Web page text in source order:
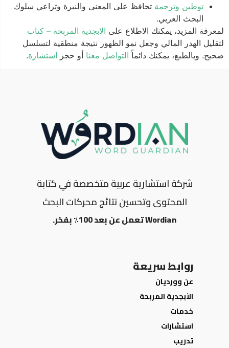
توطين وترجمةتحافظ على المعنى والنبرة وتراعي سلوك
البحث العربي.
لمعرفة المزيد، يمكنك الاطلاع على
الابجدية المربحة – كتاب
لتقليل الهدر المالي وجعل نمو الظهور نتيجة منطقية لتسلسل
صحيح. وبالطبع، يمكنك دائماً التواصل معناأو حجز استشارة.
شركة استشارية عربية متخصصة في كتابة
المحتوى وتحسين نتائج محركات البحث
Wordian تعمل عن بعد 100٪ بفخر.
روابط سريعة
عن وورديان
الأبجدية المربحة
خدمات
استشارات
تدريب